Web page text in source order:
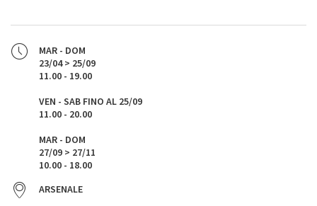
MAR - DOM
23/04 > 25/09
11.00 - 19.00
VEN - SAB FINO AL 25/09
11.00 - 20.00
MAR - DOM
27/09 > 27/11
10.00 - 18.00
ARSENALE